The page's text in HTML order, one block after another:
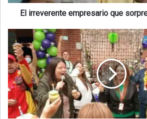
El irreverente empresario que